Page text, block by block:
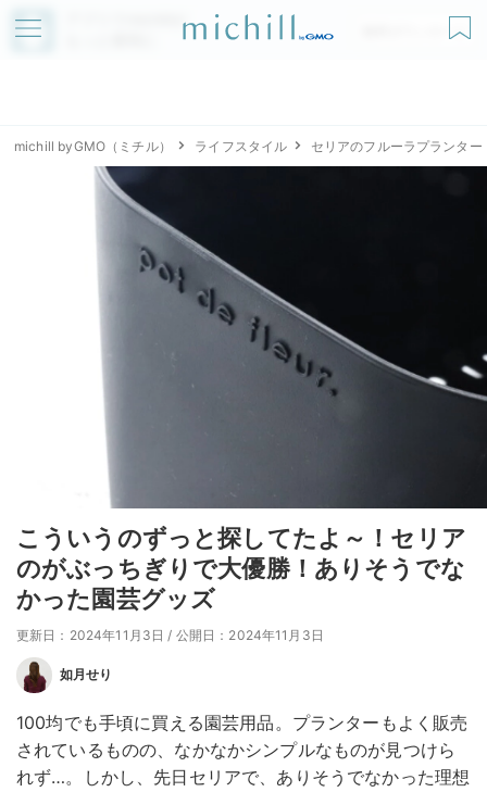
アプリでmichillが
無料ダウンロード
michill byGMO（ミチル） ライフスタイル セリアのフルーラプランター
こういうのずっと探してたよ～！セリア
のがぶっちぎりで大優勝！ありそうでな
かった園芸グッズ
更新日：2024年11月3日 / 公開日：2024年11月3日
如月せり
100均でも手頃に買える園芸用品。プランターもよく販売
されているものの、なかなかシンプルなものが見つけら
れず…。しかし、先日セリアで、ありそうでなかった理想